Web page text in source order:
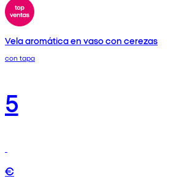
Vela aromática en vaso con cerezas
con tapa
5
€